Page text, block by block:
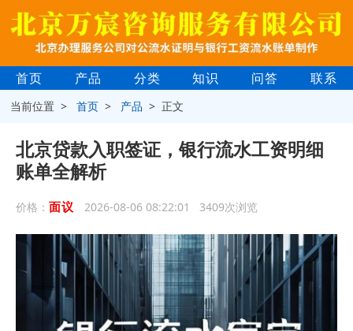
首页 产品 分类 知识 问答 联系
当前位置 >首页 > 产品 > 正文
北京贷款入职签证，银行流水工资明细
账单全解析
价格： 面议 2026-08-06 08:22:01 3409次浏览